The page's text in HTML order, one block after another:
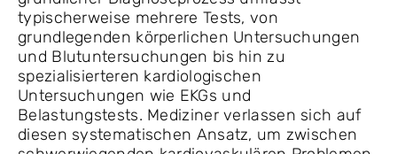
typischerweise mehrere Tests, von
grundlegenden körperlichen Untersuchungen
und Blutuntersuchungen bis hin zu
spezialisierteren kardiologischen
Untersuchungen wie EKGs und
Belastungstests. Mediziner verlassen sich auf
diesen systematischen Ansatz, um zwischen